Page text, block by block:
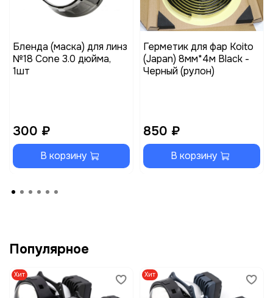
Бленда (маска) для линз
№18 Cone 3.0 дюйма,
1шт
300 ₽
В корзину
Герметик для фар Koito
(Japan) 8мм*4м Black -
Черный (рулон)
850 ₽
В корзину
Популярное
Хит Хит